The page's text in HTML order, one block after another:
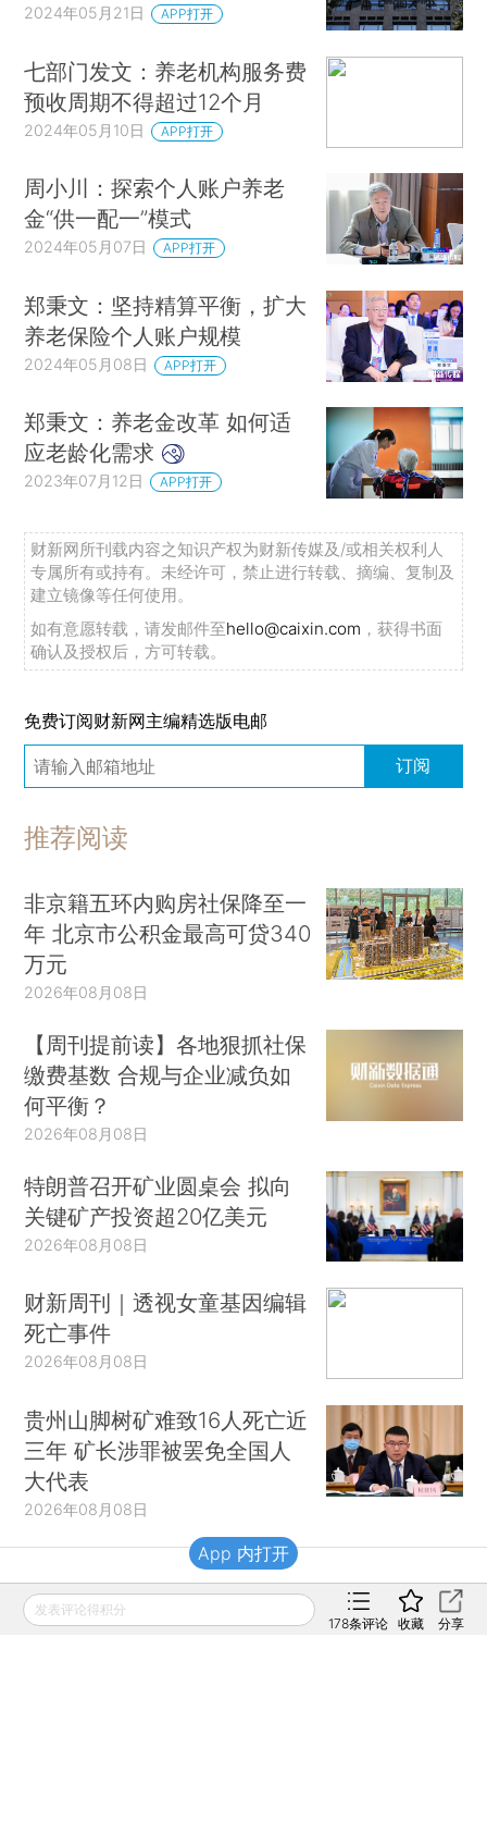
2024年05月21日 APP打开
七部门发文：养老机构服务费
预收周期不得超过12个月
2024年05月10日 APP打开
周小川：探索个人账户养老
金“供一配一”模式
2024年05月07日 APP打开
郑秉文：坚持精算平衡，扩大
养老保险个人账户规模
2024年05月08日 APP打开
郑秉文：养老金改革 如何适
应老龄化需求
2023年07月12日 APP打开
财新网所刊载内容之知识产权为财新传媒及/或相关权利人
专属所有或持有。未经许可，禁止进行转载、摘编、复制及
建立镜像等任何使用。
如有意愿转载，请发邮件至hello@caixin.com ，获得书面
确认及授权后，方可转载。
免费订阅财新网主编精选版电邮
订阅
推荐阅读
非京籍五环内购房社保降至一
年 北京市公积金最高可贷340
万元
2026年08月08日
【周刊提前读】各地狠抓社保
缴费基数 合规与企业减负如
何平衡？
2026年08月08日
特朗普召开矿业圆桌会 拟向
关键矿产投资超20亿美元
2026年08月08日
财新周刊｜透视女童基因编辑
死亡事件
2026年08月08日
贵州山脚树矿难致16人死亡近
三年 矿长涉罪被罢免全国人
大代表
2026年08月08日
财新移动
发表评论得积分
178条评论 收藏 分享
App 内打开